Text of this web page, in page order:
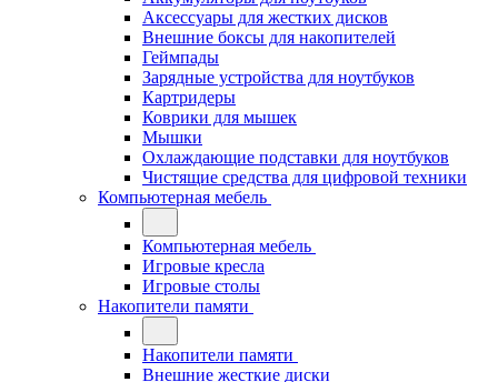
Аксессуары для жестких дисков
Внешние боксы для накопителей
Геймпады
Зарядные устройства для ноутбуков
Картридеры
Коврики для мышек
Мышки
Охлаждающие подставки для ноутбуков
Чистящие средства для цифровой техники
Компьютерная мебель
Компьютерная мебель
Игровые кресла
Игровые столы
Накопители памяти
Накопители памяти
Внешние жесткие диски